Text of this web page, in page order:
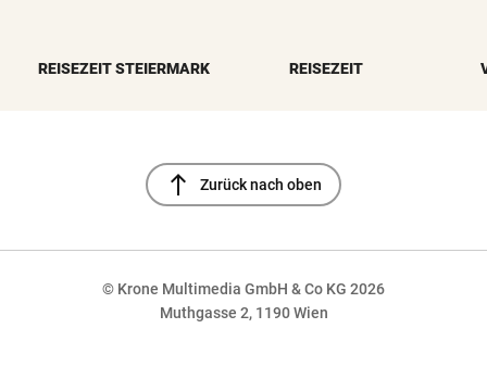
REISEZEIT STEIERMARK REISEZEIT
north Zurück nach oben
© Krone Multimedia GmbH & Co KG 2026
Muthgasse 2, 1190 Wien